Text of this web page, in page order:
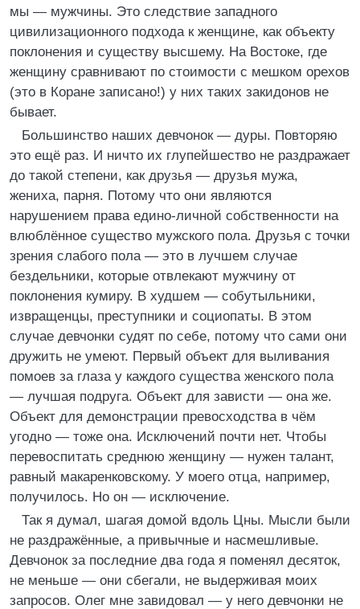
мы — мужчины. Это следствие западного
цивилизационного подхода к женщине, как объекту
поклонения и существу высшему. На Востоке, где
женщину сравнивают по стоимости с мешком орехов
(это в Коране записано!) у них таких закидонов не
бывает.
Большинство наших девчонок — дуры. Повторяю
это ещё раз. И ничто их глупейшество не раздражает
до такой степени, как друзья — друзья мужа,
жениха, парня. Потому что они являются
нарушением права едино-личной собственности на
влюблённое существо мужского пола. Друзья с точки
зрения слабого пола — это в лучшем случае
бездельники, которые отвлекают мужчину от
поклонения кумиру. В худшем — собутыльники,
извращенцы, преступники и социопаты. В этом
случае девчонки судят по себе, потому что сами они
дружить не умеют. Первый объект для выливания
помоев за глаза у каждого существа женского пола
— лучшая подруга. Объект для зависти — она же.
Объект для демонстрации превосходства в чём
угодно — тоже она. Исключений почти нет. Чтобы
перевоспитать среднюю женщину — нужен талант,
равный макаренковскому. У моего отца, например,
получилось. Но он — исключение.
Так я думал, шагая домой вдоль Цны. Мысли были
не раздражённые, а привычные и насмешливые.
Девчонок за последние два года я поменял десяток,
не меньше — они сбегали, не выдерживая моих
запросов. Олег мне завидовал — у него девчонки не